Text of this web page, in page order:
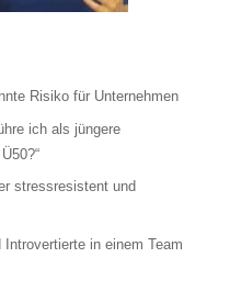
Risiko für Unternehmen
ich als jüngere
stressresistent und
Introvertierte in einem Team